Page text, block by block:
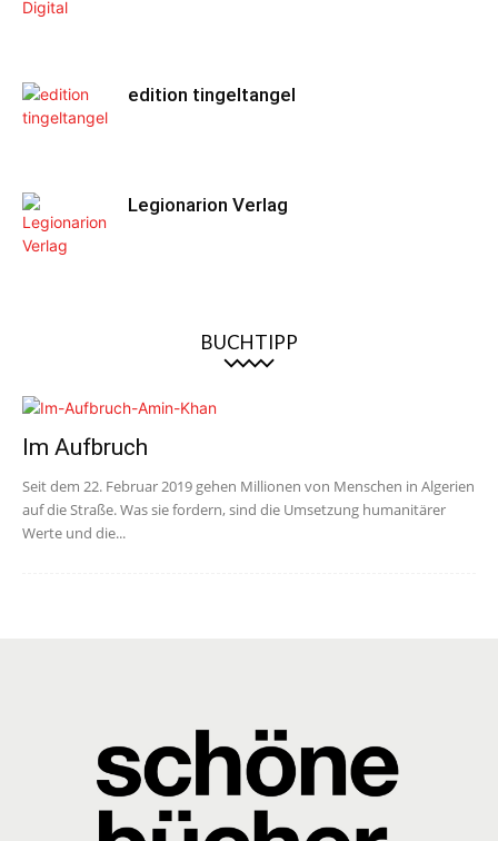
edition tingeltangel
Legionarion Verlag
BUCHTIPP
Im Aufbruch
Seit dem 22. Februar 2019 gehen Millionen von Menschen in Algerien
auf die Straße. Was sie fordern, sind die Umsetzung humanitärer
Werte und die...